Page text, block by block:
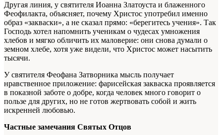
Другая линия, у святителя Иоанна Златоуста и блаженного
Феофилакта, объясняет, почему Христос употребил именно
образ «закваски», а не сказал прямо: «берегитесь учения». Так
Господь хотел напомнить ученикам о чудесах умножения
хлебов и мягко обличить их маловерие: они снова думали о
земном хлебе, хотя уже видели, что Христос может насытить
тысячи.
У святителя Феофана Затворника мысль получает
нравственное приложение: фарисейская закваска проявляется
в показной заботе о добре, когда человек много говорит о
пользе для других, но не готов жертвовать собой и жить
искренней любовью.
Частные замечания Святых Отцов